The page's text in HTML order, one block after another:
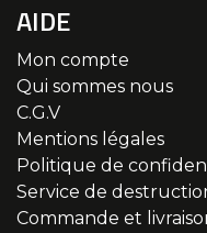
AIDE
Mon compte
Qui sommes nous
C.G.V
Mentions légales
Politique de
Service de
Commande et